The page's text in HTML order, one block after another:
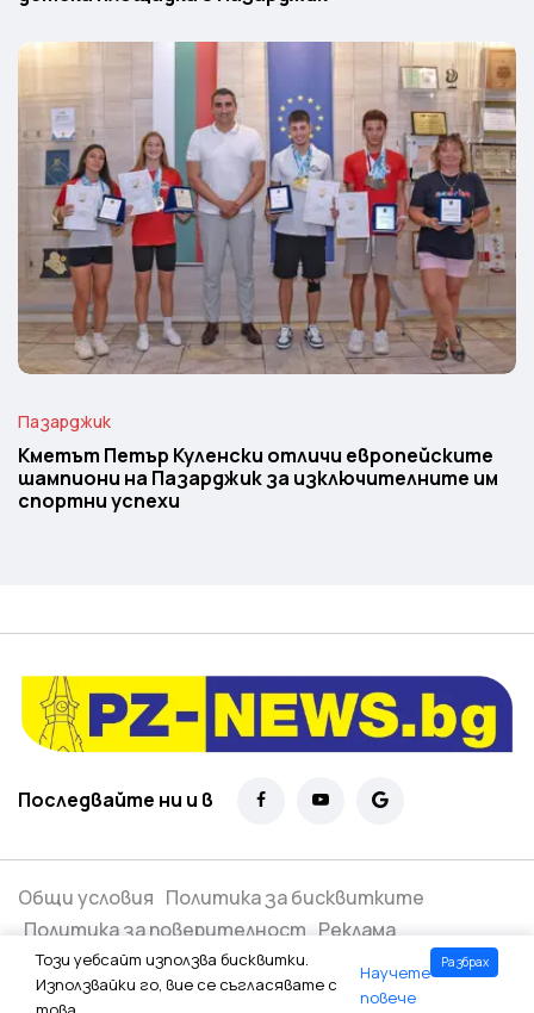
Пазарджик
Кметът Петър Куленски отличи европейските
шампиони на Пазарджик за изключителните им
спортни успехи
Последвайте ни и в
Общи условия Политика за бисквитките
Политика за поверителност Реклама
Всички права запазени ©2026
Този уебсайт използва бисквитки.
Използвайки го, вие се съгласявате с
Научете
повече
Разбрах